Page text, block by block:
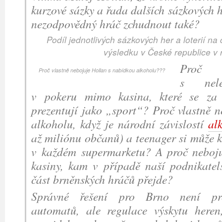
kurzové sázky a řada dalších sázkových
nezodpovědný hráč zchudnout také?
Podíl jednotlivých sázkových her a loterií na
výsledku v České republice v
Proč vlastně nebojuje Hollan s nabídkou alkoholu???
Proč
s
v pokeru mimo kasina, které se
prezentují jako „sport“? Proč vlastně
alkoholu, když je národní závislostí
až miliónu občanů) a teenager si může
v každém supermarketu? A proč
kasiny, kam v případě naší
část brněnských hráčů přejde?
Správné řešení pro Brno není
automatů, ale regulace výskytu